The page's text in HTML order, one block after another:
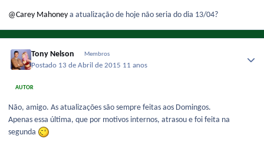
@Carey Mahoney a atualização de hoje não seria do dia 13/04?
Tony Nelson Membros
Postado 13 de Abril de 2015 11 anos
AUTOR
Não, amigo. As atualizações são sempre feitas aos Domingos.
Apenas essa última, que por motivos internos, atrasou e foi feita na
segunda